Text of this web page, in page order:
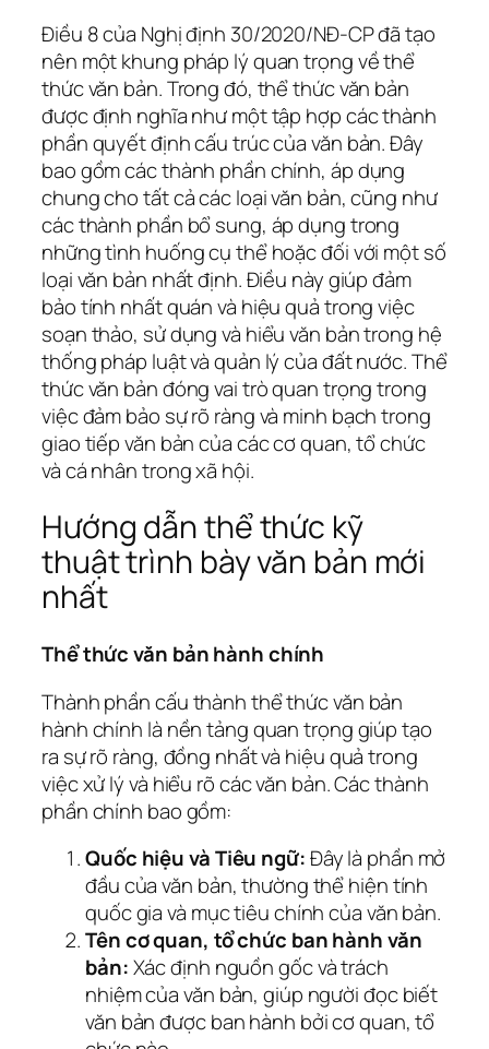
Điều 8 của Nghị định 30/2020/NĐ-CP đã tạo
nên một khung pháp lý quan trọng về thể
thức văn bản. Trong đó, thể thức văn bản
được định nghĩa như một tập hợp các thành
phần quyết định cấu trúc của văn bản. Đây
bao gồm các thành phần chính, áp dụng
chung cho tất cả các loại văn bản, cũng như
các thành phần bổ sung, áp dụng trong
những tình huống cụ thể hoặc đối với một số
loại văn bản nhất định. Điều này giúp đảm
bảo tính nhất quán và hiệu quả trong việc
soạn thảo, sử dụng và hiểu văn bản trong hệ
thống pháp luật và quản lý của đất nước. Thể
thức văn bản đóng vai trò quan trọng trong
việc đảm bảo sự rõ ràng và minh bạch trong
giao tiếp văn bản của các cơ quan, tổ chức
và cá nhân trong xã hội.
Hướng dẫn thể thức kỹ
thuật trình bày văn bản mới
nhất
Thể thức văn bản hành chính
Thành phần cấu thành thể thức văn bản
hành chính là nền tảng quan trọng giúp tạo
ra sự rõ ràng, đồng nhất và hiệu quả trong
việc xử lý và hiểu rõ các văn bản. Các thành
phần chính bao gồm:
Quốc hiệu và Tiêu ngữ:Đây là phần mở
đầu của văn bản, thường thể hiện tính
quốc gia và mục tiêu chính của văn bản.
Tên cơ quan, tổ chức ban hành văn
bản:Xác định nguồn gốc và trách
nhiệm của văn bản, giúp người đọc biết
văn bản được ban hành bởi cơ quan, tổ